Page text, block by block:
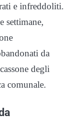
e infreddoliti.
settimane,
da
degli
comunale.